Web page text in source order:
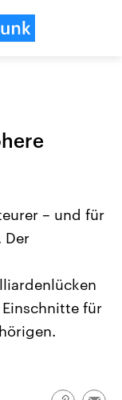
Beiträge,
die Vereinigten
– und für
Der
für